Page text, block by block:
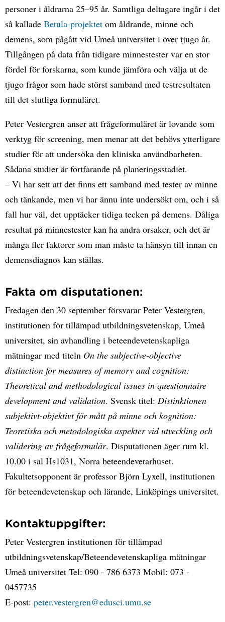
personer i åldrarna 25–95 år. Samtliga deltagare ingår i det
så kallade Betula-projektet om åldrande, minne och
demens, som pågått vid Umeå universitet i över tjugo år.
Tillgången på data från tidigare minnestester var en stor
fördel för forskarna, som kunde jämföra och välja ut de
tjugo frågor som hade störst samband med testresultaten
till det slutliga formuläret.
Peter Vestergren anser att frågeformuläret är lovande som
verktyg för screening, men menar att det behövs ytterligare
studier för att undersöka den kliniska användbarheten.
Sådana studier är fortfarande på planeringsstadiet.
– Vi har sett att det finns ett samband med tester av minne
och tänkande, men vi har ännu inte undersökt om, och i så
fall hur väl, det upptäcker tidiga tecken på demens. Dåliga
resultat på minnestester kan ha andra orsaker, och det är
många fler faktorer som man måste ta hänsyn till innan en
demensdiagnos kan ställas.
Fakta om disputationen:
Fredagen den 30 september försvarar Peter Vestergren,
institutionen för tillämpad utbildningsvetenskap, Umeå
universitet, sin avhandling i beteendevetenskapliga
mätningar med titeln On the subjective-objective
distinction for measures of memory and cognition:
Theoretical and methodological issues in questionnaire
development and validation. Svensk titel: Distinktionen
subjektivt-objektivt för mått på minne och kognition:
Teoretiska och metodologiska aspekter vid utveckling och
validering av frågeformulär. Disputationen äger rum kl.
10.00 i sal Hs1031, Norra beteendevetarhuset.
Fakultetsopponent är professor Björn Lyxell, institutionen
för beteendevetenskap och lärande, Linköpings universitet.
Kontaktuppgifter:
Peter Vestergren institutionen för tillämpad
utbildningsvetenskap/Beteendevetenskapliga mätningar
Umeå universitet Tel: 090 - 786 6373 Mobil: 073 -
0457735
E-post: peter.vestergren@edusci.umu.se